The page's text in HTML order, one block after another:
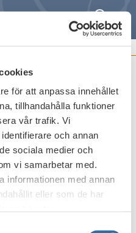
för att anpassa innehållet
tillhandahålla funktioner
vår trafik. Vi
och annan
sociala medier och
vi samarbetar med.
informationen med annan
eller som de har
SökMeny